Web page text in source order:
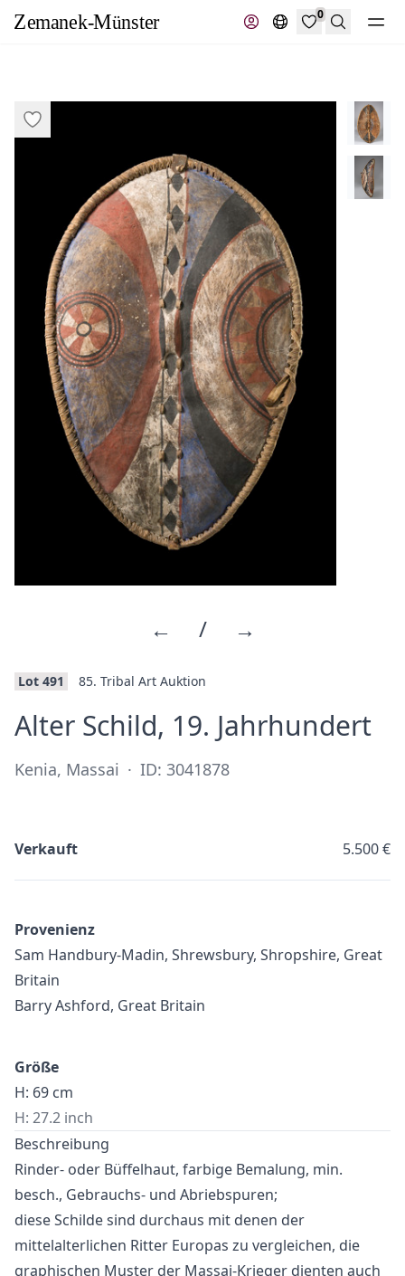
0
Suche
← / →
Lot 491 85. Tribal Art Auktion
Alter Schild, 19. Jahrhundert·
Kenia, Massai · ID: 3041878
Verkauft 5.500 €
Provenienz
Sam Handbury-Madin, Shrewsbury, Shropshire, Great
Britain
Barry Ashford, Great Britain
Größe
H: 69 cm
H: 27.2 inch
Beschreibung
Rinder- oder Büffelhaut, farbige Bemalung, min.
besch., Gebrauchs- und Abriebspuren;
diese Schilde sind durchaus mit denen der
mittelalterlichen Ritter Europas zu vergleichen, die
graphischen Muster der Massai-Krieger dienten auch